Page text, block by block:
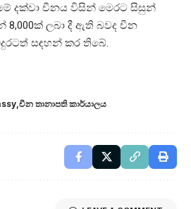
දක්වා චීනය විසින් මෙරට සිසුන්
8,000ක් ලබා දී ඇති බවද චීන
සඳහන් කර තිබේ.
චීන තානාපති කාර්යාලය